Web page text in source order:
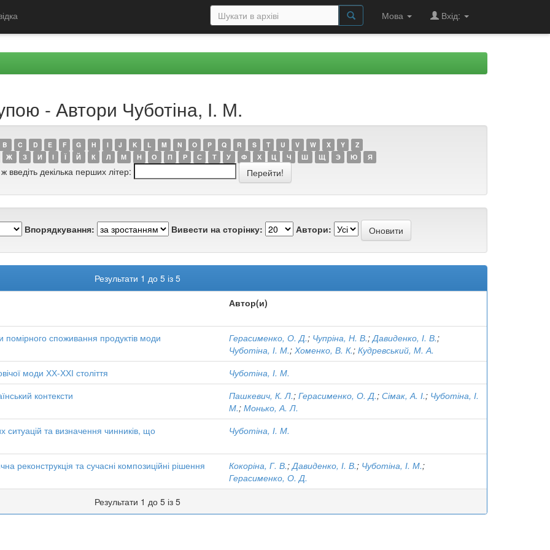
Мова Вхід:
- Автори Чуботіна, І. М.
B C D E F G H I J K L M N O P Q R S T U V W X Y
Z
Ж З И І Ї Й К Л М Н О П Р С Т У Ф Х Ц Ч Ш Щ Э Ю Я
введіть декілька перших літер:
Впорядкування: Вивести на сторінку: Автори:
Результати 1 до 5 із 5
Автор(и)
помірного споживання продуктів моди Герасименко, О. Д.; Чупріна, Н. В.;Давиденко, І. В.;
Чуботіна, І. М.; Хоменко, В. К.; Кудревський, М. А.
моди ХХ-ХХІ століття
Чуботіна, І. М.
контексти Пашкевич, К. Л.; Герасименко, О. Д.; Сімак, А. І.; Чуботіна, І.
М.; Монько, А. Л.
ситуацій та визначення чинників, що
Чуботіна, І. М.
реконструкція та сучасні композиційні рішення
Кокоріна, Г. В.;Давиденко, І. В.; Чуботіна, І. М.;
Герасименко, О. Д.
Результати 1 до 5 із 5